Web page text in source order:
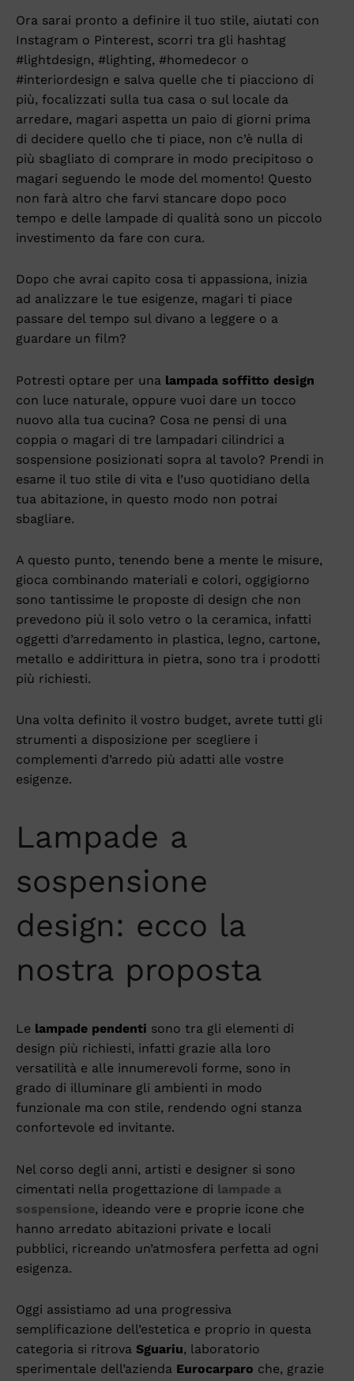
Ora sarai pronto a definire il tuo stile, aiutati con
Instagram o Pinterest, scorri tra gli hashtag
#lightdesign, #lighting, #homedecor o
#interiordesign e salva quelle che ti piacciono di
più, focalizzati sulla tua casa o sul locale da
arredare, magari aspetta un paio di giorni prima
di decidere quello che ti piace, non c’è nulla di
più sbagliato di comprare in modo precipitoso o
magari seguendo le mode del momento! Questo
non farà altro che farvi stancare dopo poco
tempo e delle lampade di qualità sono un piccolo
investimento da fare con cura.
Dopo che avrai capito cosa ti appassiona, inizia
ad analizzare le tue esigenze, magari ti piace
passare del tempo sul divano a leggere o a
guardare un film?
Potresti optare per una lampada soffitto design
con luce naturale, oppure vuoi dare un tocco
nuovo alla tua cucina? Cosa ne pensi di una
coppia o magari di tre lampadari cilindrici a
sospensione posizionati sopra al tavolo? Prendi in
esame il tuo stile di vita e l’uso quotidiano della
tua abitazione, in questo modo non potrai
sbagliare.
A questo punto, tenendo bene a mente le misure,
gioca combinando materiali e colori, oggigiorno
sono tantissime le proposte di design che non
prevedono più il solo vetro o la ceramica, infatti
oggetti d’arredamento in plastica, legno, cartone,
metallo e addirittura in pietra, sono tra i prodotti
più richiesti.
Una volta definito il vostro budget, avrete tutti gli
strumenti a disposizione per scegliere i
complementi d’arredo più adatti alle vostre
esigenze.
Lampade a
sospensione
design: ecco la
nostra proposta
Le lampade pendenti sono tra gli elementi di
design più richiesti, infatti grazie alla loro
versatilità e alle innumerevoli forme, sono in
grado di illuminare gli ambienti in modo
funzionale ma con stile, rendendo ogni stanza
confortevole ed invitante.
Nel corso degli anni, artisti e designer si sono
cimentati nella progettazione di lampade a
sospensione, ideando vere e proprie icone che
hanno arredato abitazioni private e locali
pubblici, ricreando un’atmosfera perfetta ad ogni
esigenza.
Oggi assistiamo ad una progressiva
semplificazione dell’estetica e proprio in questa
categoria si ritrova Sguariu, laboratorio
sperimentale dell’azienda Eurocarparo che, grazie